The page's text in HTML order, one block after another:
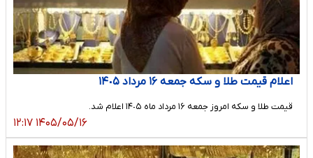
اعلام قیمت طلا و سکه جمعه ١۶ مرداد ١۴٠۵
قیمت طلا و سکه امروز جمعه ١۶ مرداد ماه ١۴٠۵ اعلام شد.
۱۴۰۵/۰۵/۱۶ ۱۲:۱۷